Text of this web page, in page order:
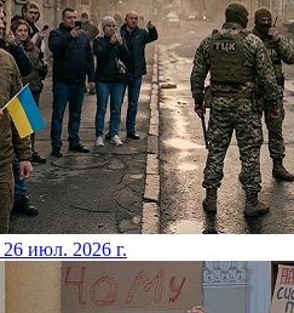
26 июл. 2026 г.